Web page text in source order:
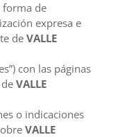
forma de
expresa e
deVALLE
con las páginas
VALLE
o indicaciones
VALLE